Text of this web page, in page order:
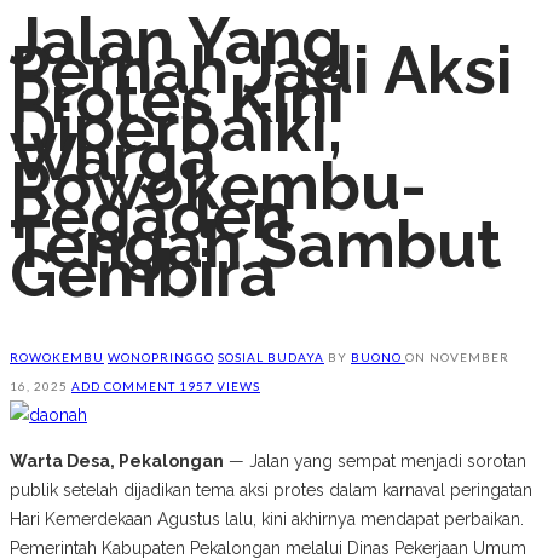
Jalan Yang
Pernah Jadi Aksi
Protes Kini
Diperbaiki,
Warga
Rowokembu-
Pegaden
Tengah Sambut
Gembira
ROWOKEMBU WONOPRINGGO SOSIAL BUDAYA BY BUONO ON NOVEMBER
16, 2025 ADD COMMENT 1957 VIEWS
Warta Desa, Pekalongan — Jalan yang sempat menjadi sorotan
publik setelah dijadikan tema aksi protes dalam karnaval peringatan
Hari Kemerdekaan Agustus lalu, kini akhirnya mendapat perbaikan.
Pemerintah Kabupaten Pekalongan melalui Dinas Pekerjaan Umum